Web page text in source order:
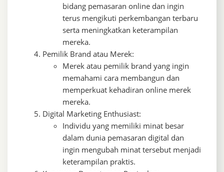
bidang pemasaran online dan ingin
terus mengikuti perkembangan terbaru
serta meningkatkan keterampilan
mereka.
Pemilik Brand atau Merek:
Merek atau pemilik brand yang ingin
memahami cara membangun dan
memperkuat kehadiran online merek
mereka.
Digital Marketing Enthusiast:
Individu yang memiliki minat besar
dalam dunia pemasaran digital dan
ingin mengubah minat tersebut menjadi
keterampilan praktis.